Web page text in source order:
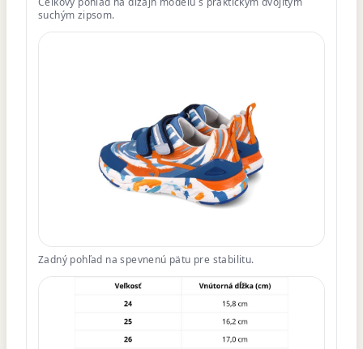
suchým zipsom.
Zadný pohľad na spevnenú pätu pre stabilitu.